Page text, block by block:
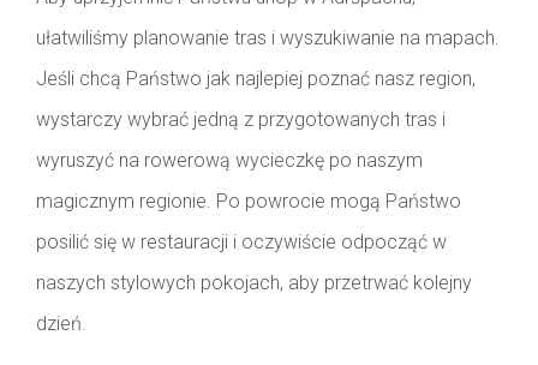
ułatwiliśmy planowanie tras i wyszukiwanie na mapach.
Jeśli chcą Państwo jak najlepiej poznać nasz region,
wystarczy wybrać jedną z przygotowanych tras i
wyruszyć na rowerową wycieczkę po naszym
magicznym regionie. Po powrocie mogą Państwo
posilić się w restauracji i oczywiście odpocząć w
naszych stylowych pokojach, aby przetrwać kolejny
dzień.